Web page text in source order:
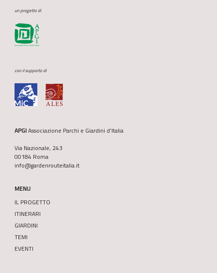
un progetto di
con il supporto di
APGIAssociazione Parchi e Giardini d’Italia
Via Nazionale, 243
00184 Roma
info@gardenrouteitalia.it
MENU
IL PROGETTO
ITINERARI
GIARDINI
TEMI
EVENTI